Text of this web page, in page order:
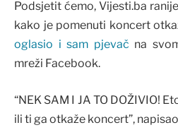
Podsjetit ćemo, Vijesti.ba
kako je pomenuti koncert
oglasio i sam pjevač na
mreži Facebook.
“NEK SAM I JA TO DOŽIVIO!
ili ti ga otkaže koncert”,